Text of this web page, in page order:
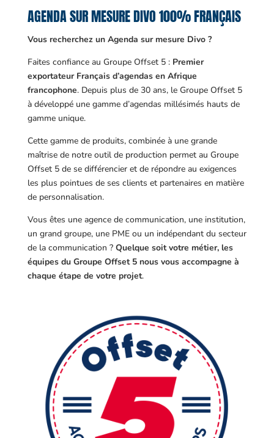
AGENDA SUR MESURE DIVO 100% FRANÇAIS
Vous recherchez un Agenda sur mesure Divo ?
Faites confiance au Groupe Offset 5 : Premier
exportateur Français d’agendas en Afrique
francophone. Depuis plus de 30 ans, le Groupe Offset 5
à développé une gamme d’agendas millésimés hauts de
gamme unique.
Cette gamme de produits, combinée à une grande
maîtrise de notre outil de production permet au Groupe
Offset 5 de se différencier et de répondre au exigences
les plus pointues de ses clients et partenaires en matière
de personnalisation.
Vous êtes une agence de communication, une institution,
un grand groupe, une PME ou un indépendant du secteur
de la communication ? Quelque soit votre métier, les
équipes du Groupe Offset 5 nous vous accompagne à
chaque étape de votre projet.